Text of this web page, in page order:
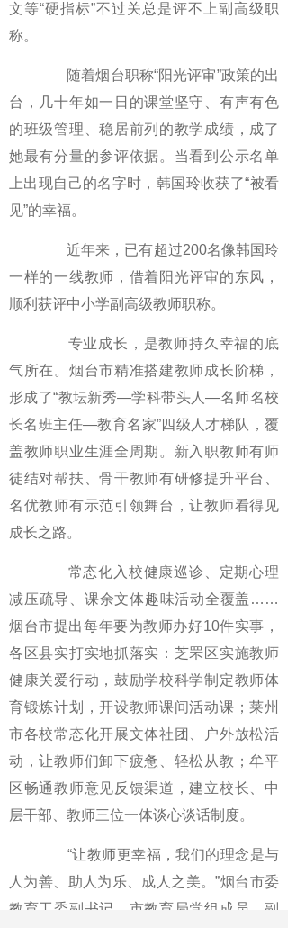
文等“硬指标”不过关总是评不上副高级职
称。
随着烟台职称“阳光评审”政策的出
台，几十年如一日的课堂坚守、有声有色
的班级管理、稳居前列的教学成绩，成了
她最有分量的参评依据。当看到公示名单
上出现自己的名字时，韩国玲收获了“被看
见”的幸福。
近年来，已有超过200名像韩国玲
一样的一线教师，借着阳光评审的东风，
顺利获评中小学副高级教师职称。
专业成长，是教师持久幸福的底
气所在。烟台市精准搭建教师成长阶梯，
形成了“教坛新秀—学科带头人—名师名校
长名班主任—教育名家”四级人才梯队，覆
盖教师职业生涯全周期。新入职教师有师
徒结对帮扶、骨干教师有研修提升平台、
名优教师有示范引领舞台，让教师看得见
成长之路。
常态化入校健康巡诊、定期心理
减压疏导、课余文体趣味活动全覆盖……
烟台市提出每年要为教师办好10件实事，
各区县实打实地抓落实：芝罘区实施教师
健康关爱行动，鼓励学校科学制定教师体
育锻炼计划，开设教师课间活动课；莱州
市各校常态化开展文体社团、户外放松活
动，让教师们卸下疲惫、轻松从教；牟平
区畅通教师意见反馈渠道，建立校长、中
层干部、教师三位一体谈心谈话制度。
“让教师更幸福，我们的理念是与
人为善、助人为乐、成人之美。”烟台市委
教育工委副书记，市教育局党组成员、副